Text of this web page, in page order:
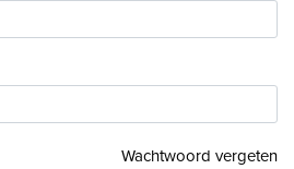
Wachtwoord vergeten